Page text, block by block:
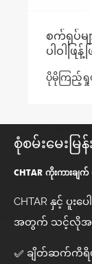
စက်ရုပ်မ
ပါဝါဖြ
ထည့်သွင်းရ
ပိုမိုကြည့်ရှုပ
စုံစမ်းမေးမြ
CHTAR ကိုးကားခ
CHTAR နှင့် ပူး
အတွက် သင့်လိုအပ်ခ
✅ ချိတ်ဆက်ကိရိယ